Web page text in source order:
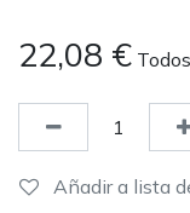
22,08 €
Añadir a lista